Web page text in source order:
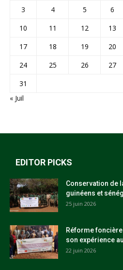
3
4 5 6
10
11 12 13
17
18 19 20
24
25 26 27
31
« Juil
EDITOR PICKS
Conservation de
guinéens et
25 juin 2026
Réforme
son expérience
22 juin 2026